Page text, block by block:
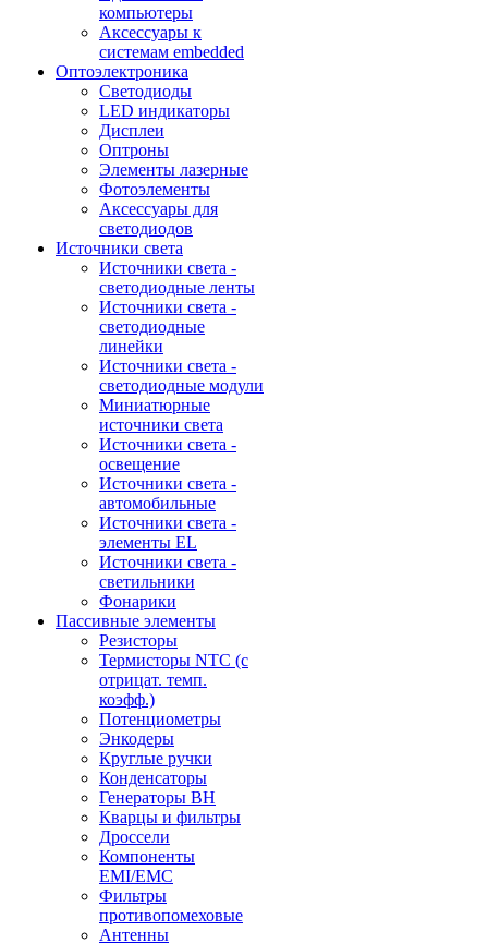
компьютеры
Аксессуары к
системам embedded
Oптоэлектроника
Светодиоды
LED индикаторы
Дисплеи
Оптроны
Элементы лазерные
Фотоэлементы
Аксессуары для
светодиодов
Источники света
Источники света -
светодиодные ленты
Источники света -
светодиодные
линейки
Источники света -
светодиодные модули
Миниатюрные
источники света
Источники света -
освещение
Источники света -
автомобильные
Источники света -
элементы EL
Источники света -
светильники
Фонарики
Пассивные элементы
Резисторы
Термисторы NTC (с
отрицат. темп.
коэфф.)
Потенциометры
Энкодеры
Круглые ручки
Конденсаторы
Генераторы ВН
Кварцы и фильтры
Дроссели
Компоненты
EMI/EMC
Фильтры
противопомеховые
Антенны